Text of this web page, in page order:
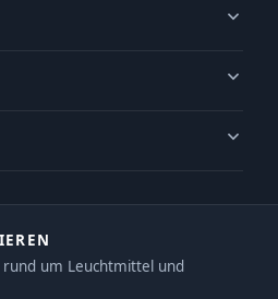
um Leuchtmittel und